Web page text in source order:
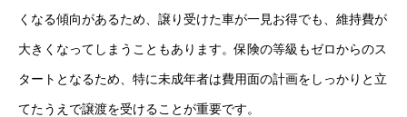
くなる傾向があるため、譲り受けた車が一見お得でも、維持費が
大きくなってしまうこともあります。保険の等級もゼロからのス
タートとなるため、特に未成年者は費用面の計画をしっかりと立
てたうえで譲渡を受けることが重要です。